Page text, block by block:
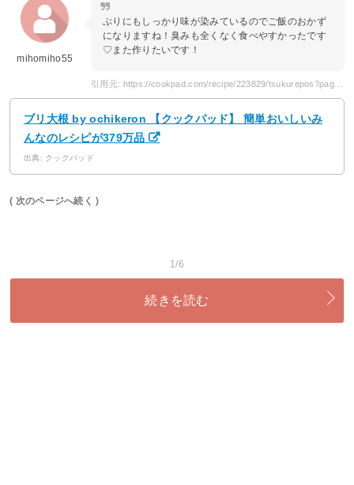
mihomiho55
ぶりにもしっかり味が染みているのでご飯のおかず
になりますね！臭みも全くなく食べやすかったです
♡また作りたいです！
引用元: https://cookpad.com/recipe/223829/tsukurepos?page=11
ブリ大根 by ochikeron 【クックパッド】 簡単おいしいみ
んなのレシピが379万品
出典: クックパッド
( 次のページへ続く )
1/6
続きを読む